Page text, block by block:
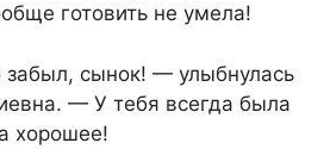
готовить не умела!
сынок! — улыбнулась
— У тебя всегда была
хорошее!